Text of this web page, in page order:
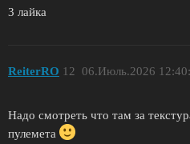
3 лайка
ReiterRO 06.Июль.2026
12
Надо смотреть что там за
пулемета